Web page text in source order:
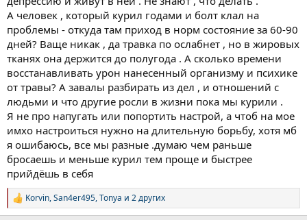
Страшно, просто страшно и всё. Всё чего хочется - это быть
здоровым и просто проживать. Вести спокойную обычную
жизнь, обычного человека: зарабатывать деньги, завести
семью и любить её, прогуливаться, читать книги, слушать
музыку. Ничего сверхъестественного.
Раньше не понимал людей, которые ходят к психологам
общаются, никогда не испытывал проблем с психикой. Всегда
казался себе устойчивым к таким проблемам, пережил
страшные вещи и оставался в полной норме на мой взгляд. А
теперь понимаю их...
Наткнулся на статью где написано, что при отказе от травы,
психика восстанавливается 60-90 дней. Но я себе представлял
восстановление немного иначе, думал что будет хоть
понемногу легчать, микро-шажками каждый день, а в итоге
мне то жутко хуёво, то хуёво, то нормально. Но "нормально"
бывает редко к сожалению.
Далее будет просьба к читающим, кто найдет в этом тексте
А человек , который курил годами и болт клал на
проблемы - откуда там приход в норм состояние за 60-90
дней? Ваще никак , да травка по ослабнет , но в жировых
тканях она держится до полугода . А сколько времени
восстанавливать урон нанесенный организму и психике
от травы? А завалы разбирать из дел , и отношений с
людьми и что другие росли в жизни пока мы курили .
Я не про напугать или попортить настрой, а чтоб на мое
имхо настроиться нужно на длительную борьбу, хотя мб
я ошибаюсь, все мы разные .думаю чем раньше
бросаешь и меньше курил тем проще и быстрее
прийдёшь в себя
Р
е
Korvin,San4er495,Tonya и 2 других